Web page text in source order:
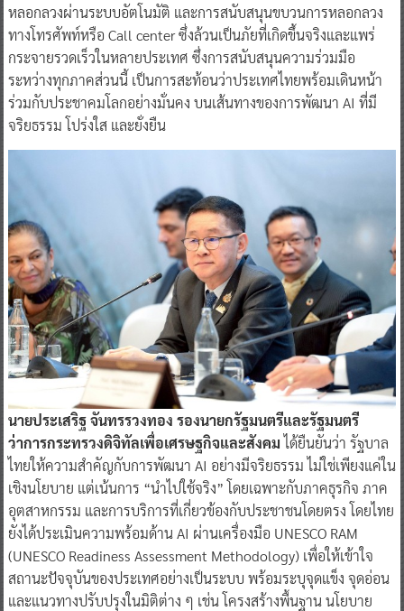
หลอกลวงผ่านระบบอัตโนมัติ และการสนับสนุนขบวนการหลอกลวง
ทางโทรศัพท์หรือ Call center ซึ่งล้วนเป็นภัยที่เกิดขึ้นจริงและแพร่
กระจายรวดเร็วในหลายประเทศ ซึ่งการสนับสนุนความร่วมมือ
ระหว่างทุกภาคส่วนนี้ เป็นการสะท้อนว่าประเทศไทยพร้อมเดินหน้า
ร่วมกับประชาคมโลกอย่างมั่นคง บนเส้นทางของการพัฒนา AI ที่มี
จริยธรรม โปร่งใส และยั่งยืน
นายประเสริฐ จันทรรวงทอง รองนายกรัฐมนตรีและรัฐมนตรี
ว่าการกระทรวงดิจิทัลเพื่อเศรษฐกิจและสังคมได้ยืนยันว่า รัฐบาล
ไทยให้ความสำคัญกับการพัฒนา AI อย่างมีจริยธรรม ไม่ใช่เพียงแค่ใน
เชิงนโยบาย แต่เน้นการ “นำไปใช้จริง” โดยเฉพาะกับภาคธุรกิจ ภาค
อุตสาหกรรม และการบริการที่เกี่ยวข้องกับประชาชนโดยตรง โดยไทย
ยังได้ประเมินความพร้อมด้าน AI ผ่านเครื่องมือ UNESCO RAM
(UNESCO Readiness Assessment Methodology) เพื่อให้เข้าใจ
สถานะปัจจุบันของประเทศอย่างเป็นระบบ พร้อมระบุจุดแข็ง จุดอ่อน
และแนวทางปรับปรุงในมิติต่าง ๆ เช่น โครงสร้างพื้นฐาน นโยบาย